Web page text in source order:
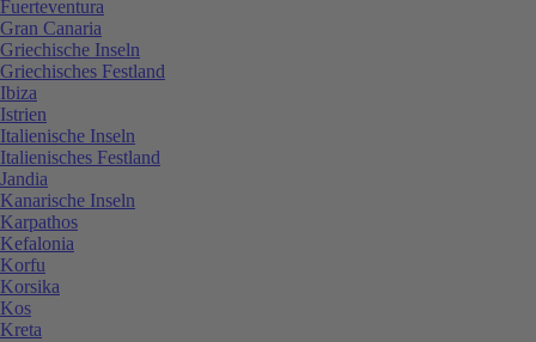
Fuerteventura
Gran Canaria
Griechische Inseln
Griechisches Festland
Ibiza
Istrien
Italienische Inseln
Italienisches Festland
Jandia
Kanarische Inseln
Karpathos
Kefalonia
Korfu
Korsika
Kos
Kreta